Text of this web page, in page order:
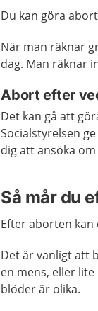
Du kan göra
När man räknar
dag. Man räknar
Abort efter
Det kan gå att
Socialstyrelsen
dig att ansöka
Så mår du
Efter aborten kan
Det är vanligt att
en mens, eller
blöder är olika.